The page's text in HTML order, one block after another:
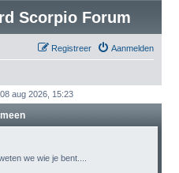
Scorpio Forum
Aanmelden
Registreer
aug 2026, 15:23
we wie je bent....